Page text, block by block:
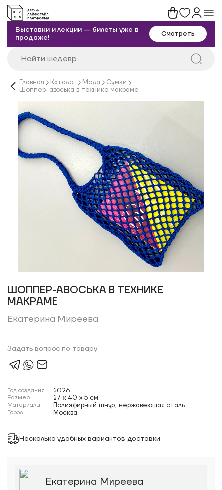
Выставки и лекции — билеты уже в
продаже!
Смотреть
Главная Каталог Мода
Сумки
Шоппер-авоська в технике макраме
ШОППЕР-АВОСЬКА В ТЕХНИКЕ
МАКРАМЕ
Екатерина Миреева
Задать вопрос по товару
Год создания 2026
Размер 27 x 40 x 5 см
Материалы Полиэфирный шнур, нержавеющая сталь
Город Москва
Несколько удобных вариантов доставки
Екатерина Миреева